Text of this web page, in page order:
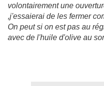
volontairement une
,j'essaierai de les fermer
On peut si on est pas au
avec de l'huile d'olive au